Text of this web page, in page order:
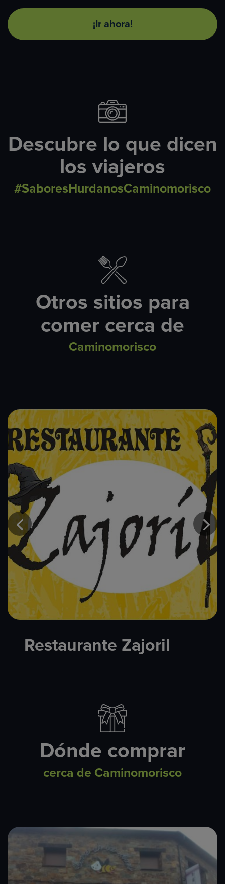
¡Ir ahora!
Descubre lo que dicen
los viajeros
#SaboresHurdanosCaminomorisco
Otros sitios para
comer cerca de
Caminomorisco
Restaurante Zajoril
Dónde comprar
cerca de Caminomorisco